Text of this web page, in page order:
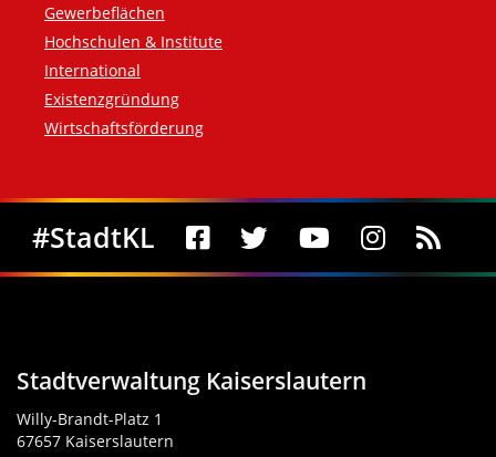
Gewerbeflächen
Hochschulen & Institute
International
Existenzgründung
Wirtschaftsförderung
Social Media
#StadtKL
Stadtverwaltung Kaiserslautern
Willy-Brandt-Platz 1
67657 Kaiserslautern